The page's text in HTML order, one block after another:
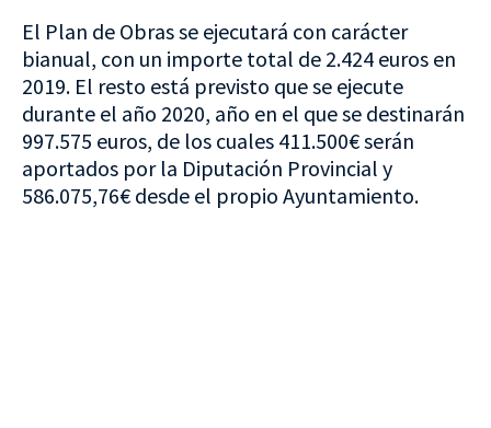
El Plan de Obras se ejecutará con carácter
bianual, con un importe total de 2.424 euros en
2019. El resto está previsto que se ejecute
durante el año 2020, año en el que se destinarán
997.575 euros, de los cuales 411.500€ serán
aportados por la Diputación Provincial y
586.075,76€ desde el propio Ayuntamiento.